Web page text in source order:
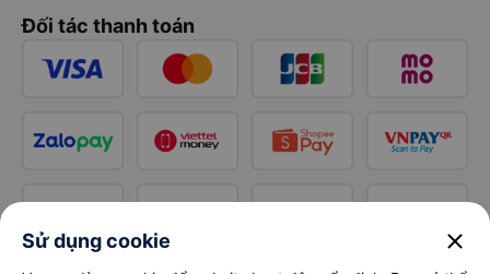
Đối tác thanh toán
Sử dụng cookie close